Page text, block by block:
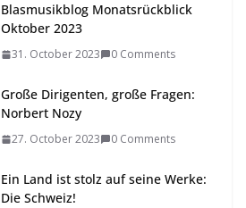
Blasmusikblog Monatsrückblick
Oktober 2023
31. October 2023 0 Comments
Große Dirigenten, große Fragen:
Norbert Nozy
27. October 2023 0 Comments
Ein Land ist stolz auf seine Werke:
Die Schweiz!